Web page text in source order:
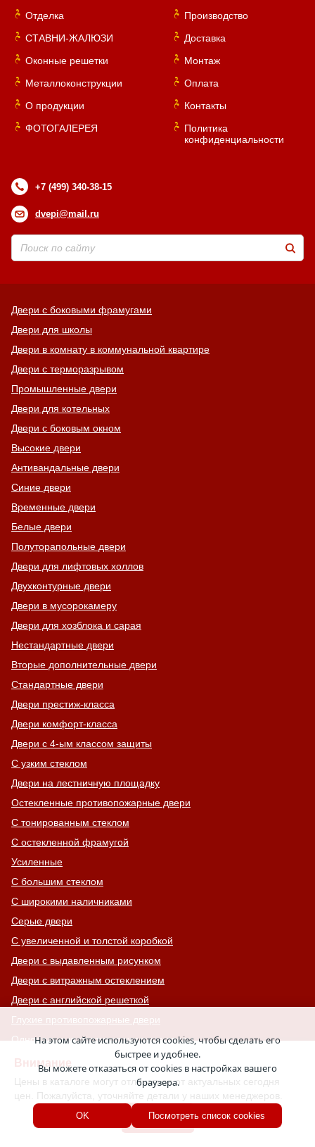
Внимание
Цены в каталоге могут отличаться от актуальных сегодня
цен. Пожалуйста, уточняйте детали у наших менеджеров.
Хорошо
Отделка
СТАВНИ-ЖАЛЮЗИ
Оконные решетки
Металлоконструкции
О продукции
ФОТОГАЛЕРЕЯ
Производство
Доставка
Монтаж
Оплата
Контакты
Политика
конфиденциальности
+7 (499) 340-38-15
dvepi@mail.ru
Двери с боковыми фрамугами
Двери для школы
Двери в комнату в коммунальной квартире
Двери с терморазрывом
Промышленные двери
Двери для котельных
Двери с боковым окном
Высокие двери
Антивандальные двери
Синие двери
Временные двери
Белые двери
Полуторапольные двери
Двери для лифтовых холлов
Двухконтурные двери
Двери в мусорокамеру
Двери для хозблока и сарая
Нестандартные двери
Вторые дополнительные двери
Стандартные двери
Двери престиж-класса
Двери комфорт-класса
Двери с 4-ым классом защиты
С узким стеклом
Двери на лестничную площадку
Остекленные противопожарные двери
С тонированным стеклом
С остекленной фрамугой
Усиленные
С большим стеклом
С широкими наличниками
Серые двери
С увеличенной и толстой коробкой
Двери с выдавленным рисунком
Двери с витражным остеклением
Двери с английской решеткой
Глухие противопожарные двери
Однопольные противопожарные двери
Двери со львом
Двери Антипаника
Двери с окном сверху
Двери для хозяйственных помещений
На этом сайте используются cookies, чтобы сделать его
быстрее и удобнее.
Вы можете отказаться от cookies в настройках вашего
браузера.
OK Посмотреть список cookies